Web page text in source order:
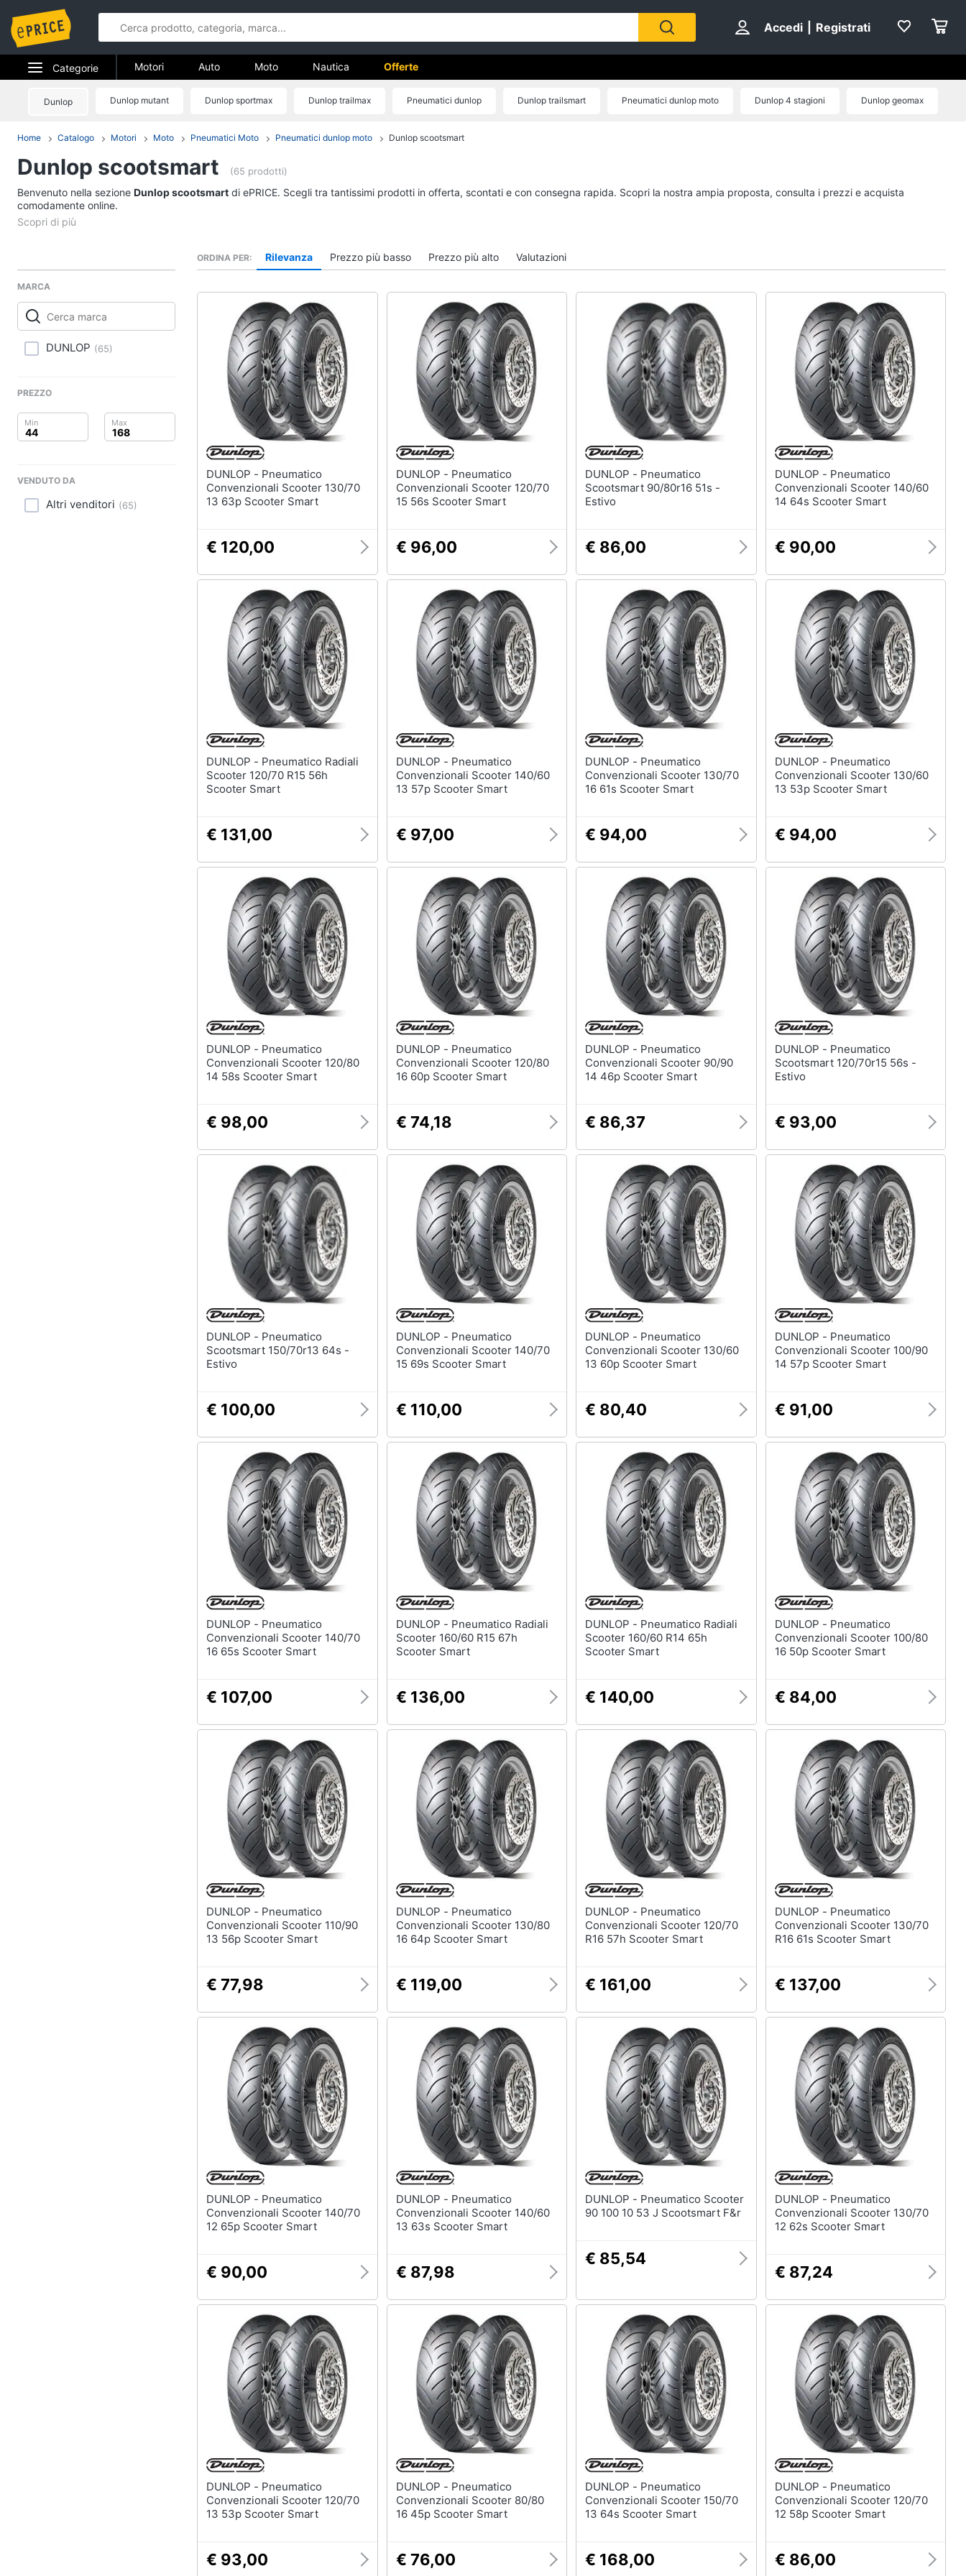
Accedi Registrati
Categorie
Elettrodomestici
Telefonia
Tv e Home Cinema
Smart home
Clima
Arredo
Salute e igiene
Giocattoli
Motori
Auto
Vedi tutti
Moto
Vedi tutti Vedi tutti
Motori Auto Moto Nautica Offerte
Dunlop Dunlop mutant Dunlop sportmax Dunlop trailmax Pneumatici dunlop Dunlop trailsmart Pneumatici dunlop moto Dunlop 4 stagioni Dunlop geomax
Home Catalogo Motori Moto Pneumatici Moto Pneumatici dunlop moto Dunlop scootsmart
Dunlop scootsmart (65 prodotti)
Benvenuto nella sezione Dunlop scootsmart di ePRICE. Scegli tra tantissimi prodotti in offerta, scontati e con consegna rapida. Scopri la nostra ampia proposta, consulta i prezzi e acquista
comodamente online.
MARCA
DUNLOP (65)
PREZZO
VENDUTO DA
Altri venditori (65)
ORDINA PER Rilevanza Prezzo più basso Prezzo più alto Valutazioni
DUNLOP - Pneumatico
Convenzionali Scooter 130/70
13 63p Scooter Smart
€ 120,00
DUNLOP - Pneumatico
Convenzionali Scooter 120/70
15 56s Scooter Smart
€ 96,00
DUNLOP - Pneumatico
Scootsmart 90/80r16 51s -
Estivo
€ 86,00
DUNLOP - Pneumatico
Convenzionali Scooter 140/60
14 64s Scooter Smart
€ 90,00
DUNLOP - Pneumatico Radiali
Scooter 120/70 R15 56h
Scooter Smart
€ 131,00
DUNLOP - Pneumatico
Convenzionali Scooter 140/60
13 57p Scooter Smart
€ 97,00
DUNLOP - Pneumatico
Convenzionali Scooter 130/70
16 61s Scooter Smart
€ 94,00
DUNLOP - Pneumatico
Convenzionali Scooter 130/60
13 53p Scooter Smart
€ 94,00
DUNLOP - Pneumatico
Convenzionali Scooter 120/80
14 58s Scooter Smart
€ 98,00
DUNLOP - Pneumatico
Convenzionali Scooter 120/80
16 60p Scooter Smart
€ 74,18
DUNLOP - Pneumatico
Convenzionali Scooter 90/90
14 46p Scooter Smart
€ 86,37
DUNLOP - Pneumatico
Scootsmart 120/70r15 56s -
Estivo
€ 93,00
DUNLOP - Pneumatico
Scootsmart 150/70r13 64s -
Estivo
€ 100,00
DUNLOP - Pneumatico
Convenzionali Scooter 140/70
15 69s Scooter Smart
€ 110,00
DUNLOP - Pneumatico
Convenzionali Scooter 130/60
13 60p Scooter Smart
€ 80,40
DUNLOP - Pneumatico
Convenzionali Scooter 100/90
14 57p Scooter Smart
€ 91,00
DUNLOP - Pneumatico
Convenzionali Scooter 140/70
16 65s Scooter Smart
€ 107,00
DUNLOP - Pneumatico Radiali
Scooter 160/60 R15 67h
Scooter Smart
€ 136,00
DUNLOP - Pneumatico Radiali
Scooter 160/60 R14 65h
Scooter Smart
€ 140,00
DUNLOP - Pneumatico
Convenzionali Scooter 100/80
16 50p Scooter Smart
€ 84,00
DUNLOP - Pneumatico
Convenzionali Scooter 110/90
13 56p Scooter Smart
€ 77,98
DUNLOP - Pneumatico
Convenzionali Scooter 130/80
16 64p Scooter Smart
€ 119,00
DUNLOP - Pneumatico
Convenzionali Scooter 120/70
R16 57h Scooter Smart
€ 161,00
DUNLOP - Pneumatico
Convenzionali Scooter 130/70
R16 61s Scooter Smart
€ 137,00
DUNLOP - Pneumatico
Convenzionali Scooter 140/70
12 65p Scooter Smart
€ 90,00
DUNLOP - Pneumatico
Convenzionali Scooter 140/60
13 63s Scooter Smart
€ 87,98
DUNLOP - Pneumatico Scooter
90 100 10 53 J Scootsmart F&r
€ 85,54
DUNLOP - Pneumatico
Convenzionali Scooter 130/70
12 62s Scooter Smart
€ 87,24
DUNLOP - Pneumatico
Convenzionali Scooter 120/70
13 53p Scooter Smart
€ 93,00
DUNLOP - Pneumatico
Convenzionali Scooter 80/80
16 45p Scooter Smart
€ 76,00
DUNLOP - Pneumatico
Convenzionali Scooter 150/70
13 64s Scooter Smart
€ 168,00
DUNLOP - Pneumatico
Convenzionali Scooter 120/70
12 58p Scooter Smart
€ 86,00